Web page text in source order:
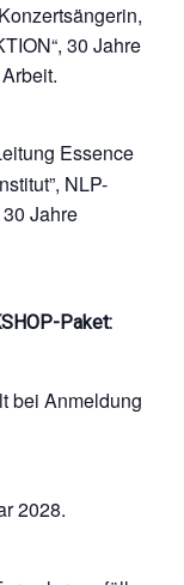
30 Jahre
Essence
NLP-
Jahre
Paket:
bei Anmeldung
2028.